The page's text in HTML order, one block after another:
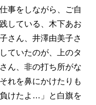
事をしながら、ご自
している、木下あお
さん、井澤由美子さ
ていたのが、上のタ
ん、非の打ち所がな
れを鼻にかけたりも
けたよ…」と白旗を